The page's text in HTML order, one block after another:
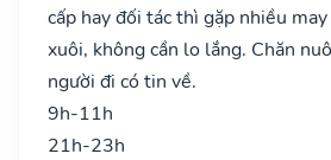
cấp hay đối tác thì gặp nhiều
xuôi, không cần lo lắng. Chăn
người đi có tin về.
9h-11h
21h-23h